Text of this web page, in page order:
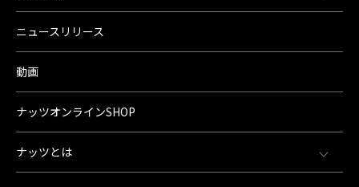
ニュースリリース
動画
ナッツオンラインSHOP
ナッツとは